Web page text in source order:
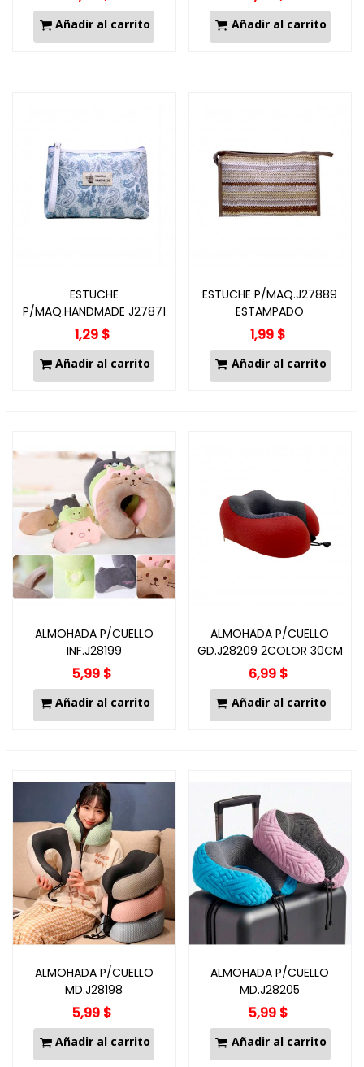
Añadir al carrito Añadir al carrito
ESTUCHE
P/MAQ.HANDMADE J27871
21X13X3.5CM
1,29 $
Añadir al carrito
ESTUCHE P/MAQ.J27889
ESTAMPADO
1,99 $
Añadir al carrito
ALMOHADA P/CUELLO
INF.J28199
5,99 $
Añadir al carrito
ALMOHADA P/CUELLO
GD.J28209 2COLOR 30CM
6,99 $
Añadir al carrito
ALMOHADA P/CUELLO
MD.J28198
5,99 $
Añadir al carrito
ALMOHADA P/CUELLO
MD.J28205
5,99 $
Añadir al carrito